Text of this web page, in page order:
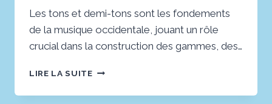
Les tons et demi-tons sont les fondements
de la musique occidentale, jouant un rôle
crucial dans la construction des gammes, des…
LIRE LA SUITELES
SECRETS